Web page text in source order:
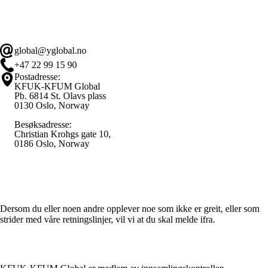
global@yglobal.no
+47 22 99 15 90
Postadresse:
KFUK-KFUM Global
Pb. 6814 St. Olavs plass
0130 Oslo, Norway
Besøksadresse:
Christian Krohgs gate 10,
0186 Oslo, Norway
Dersom du eller noen andre opplever noe som ikke er greit, eller som
strider med våre retningslinjer, vil vi at du skal melde ifra.